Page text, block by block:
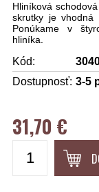
Hliníková
skrutky je vhodná
Ponúkame v
hliníka.
Kód:
Dostupnosť: 3-5
31,70 €